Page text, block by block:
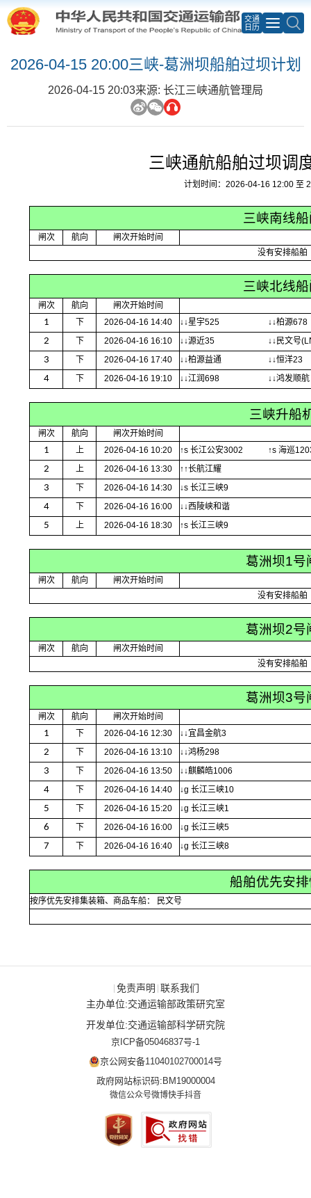
交通
日历
2026-04-15 20:00三峡-葛洲坝船舶过坝计划
2026-04-15 20:03来源: 长江三峡通航管理局
三峡通航船舶过坝调
计划时间：2026-04-16 12:00 至
三峡南线
闸次 航向
闸次开始时间
没有安排船舶
三峡北线
闸次 航向 闸次开始时间
1 下 2026-04-16 14:40 ↓↓星宇525 ↓↓柏源678
2 下 2026-04-16 16:10 ↓↓源近35 ↓↓民文号
3 下 2026-04-16 17:40 ↓↓柏源益通 ↓↓恒洋23
4 下 2026-04-16 19:10 ↓↓江润698 ↓↓鸿发顺航
三峡升船
闸次 航向 闸次开始时间
1 上 2026-04-16 10:20 ↑s 长江公安3002 ↑s 海巡
2 上 2026-04-16 13:30 ↑↑长航江耀
3 下 2026-04-16 14:30 ↓s 长江三峡9
4 下 2026-04-16 16:00 ↓↓西陵峡和谐
5 上 2026-04-16 18:30 ↑s 长江三峡9
葛洲坝1号
闸次 航向
闸次开始时间
没有安排船舶
葛洲坝2号
闸次 航向
闸次开始时间
没有安排船舶
葛洲坝3号
闸次 航向 闸次开始时间
1 下 2026-04-16 12:30 ↓↓宜昌金航3
2 下 2026-04-16 13:10 ↓↓鸿杨298
3 下 2026-04-16 13:50 ↓↓麒麟皓1006
4 下 2026-04-16 14:40 ↓g 长江三峡10
5 下 2026-04-16 15:20 ↓g 长江三峡1
6 下 2026-04-16 16:00 ↓g 长江三峡5
7 下 2026-04-16 16:40 ↓g 长江三峡8
船舶优先安
按序优先安排集装箱、商品车船： 民文号
| 免责声明 | 联系我们
主办单位:交通运输部政策研究室
开发单位:交通运输部科学研究院
京ICP备05046837号-1
京公网安备11040102700014号
政府网站标识码:BM19000004
微信公众号微博快手抖音